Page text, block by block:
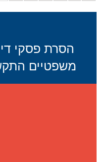
הסרת פסקי
משפטיים התקשרו